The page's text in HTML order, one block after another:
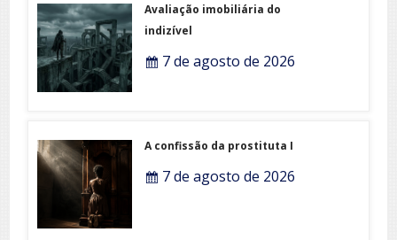
Avaliação imobiliária do
indizível
7 de agosto de 2026
A confissão da prostituta I
7 de agosto de 2026